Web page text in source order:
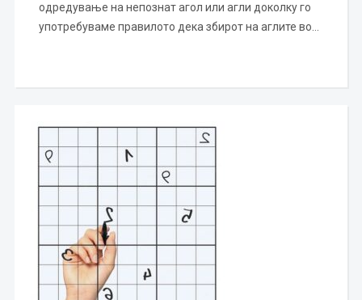
одредување на непознат агол или агли доколку го
употребуваме правилото дека збирот на аглите во…